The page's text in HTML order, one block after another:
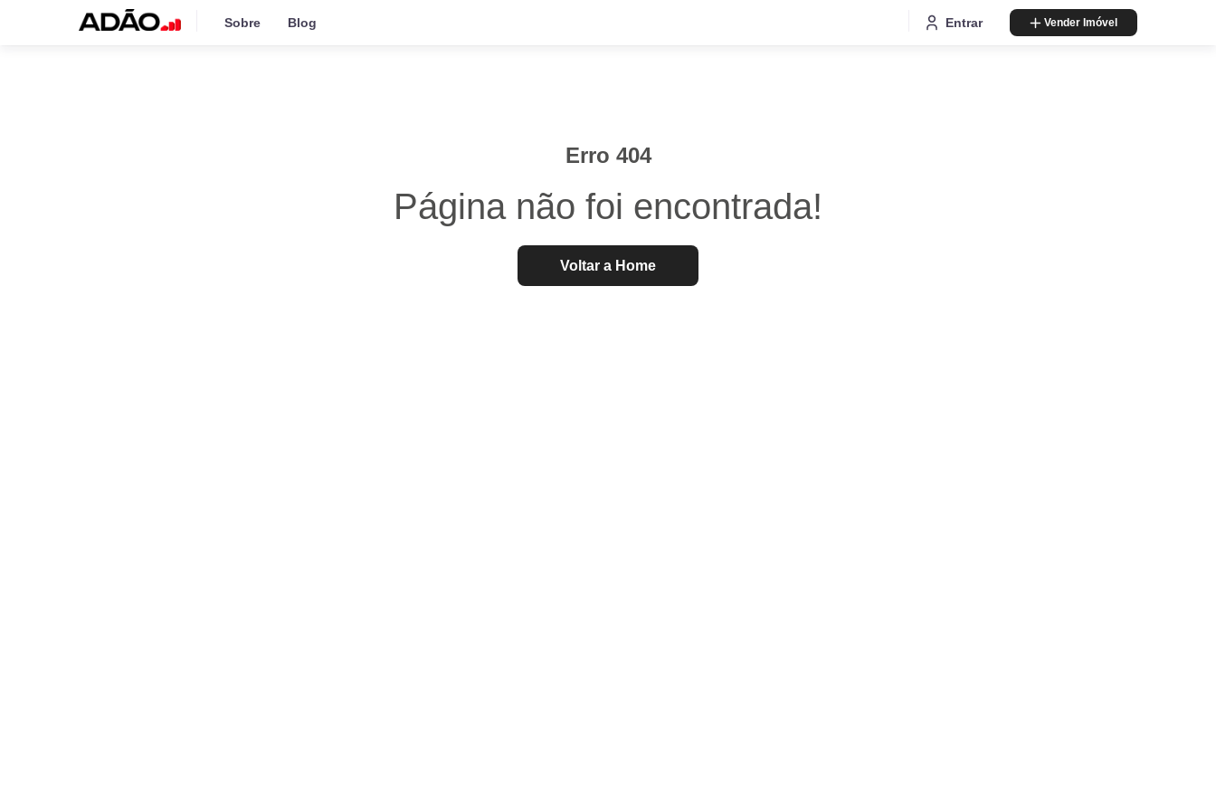
Sobre Blog Entrar Vender Imóvel
Erro 404
Página não foi encontrada!
Voltar a Home